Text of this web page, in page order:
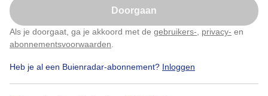
Doorgaan
Als je doorgaat, ga je akkoord met de gebruikers- privacy- en
abonnementsvoorwaarden
Heb je al een Buienradar-abonnement? Inloggen
Zaterdagochtend op Texel in de Cocksdorp.
Door: Frans Alderse Baas Gemaakt: 06-06-2026, 36x bekeken
Klik hierom dit aan te passen